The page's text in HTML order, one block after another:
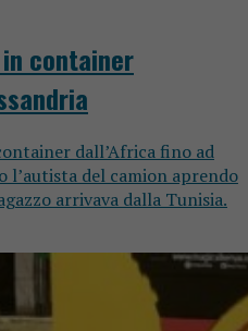
container
dall’Africa fino ad
l’autista del camion aprendo
arrivava dalla Tunisia.